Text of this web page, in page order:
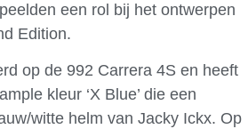
een rol bij het ontwerpen
Edition.
op de 992 Carrera 4S en heeft
kleur ‘X Blue’ die een
witte helm van Jacky Ickx. Op